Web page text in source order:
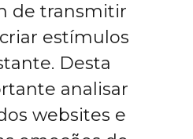
de transmitir
estímulos
Desta
analisar
websites e